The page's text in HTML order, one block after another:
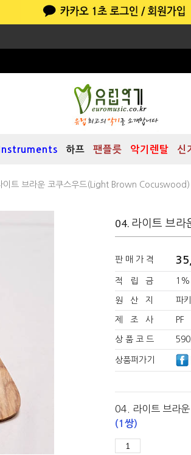
하프 팬플릇 악기렌탈 신
이트 브라운 코쿠스우드(Light Brown Cocuswood)
04. 라이트 브
판 매 가 격
적 립 금 1%
원 산 지 파
제 조 사 PF
상 품 코 드
상품퍼가기
04. 라이트 브라
(1쌍)